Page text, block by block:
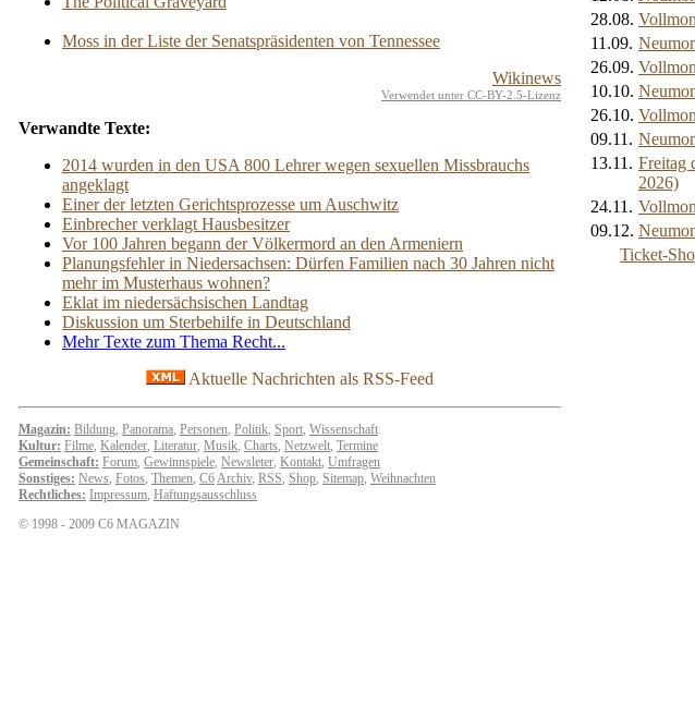
Moss in der Liste der Senatspräsidenten von Tennessee
Wikinews
Verwendet unter CC-BY-2.5-Lizenz
Verwandte Texte:
2014 wurden in den USA 800 Lehrer wegen sexuellen Missbrauchs
angeklagt
Einer der letzten Gerichtsprozesse um Auschwitz
Einbrecher verklagt Hausbesitzer
Vor 100 Jahren begann der Völkermord an den Armeniern
Planungsfehler in Niedersachsen: Dürfen Familien nach 30 Jahren nicht
mehr im Musterhaus wohnen?
Eklat im niedersächsischen Landtag
Diskussion um Sterbehilfe in Deutschland
Mehr Texte zum Thema Recht...
Aktuelle Nachrichten als RSS-Feed
Magazin: Bildung, Panorama, Personen, Politik, Sport, Wissenschaft
Kultur: Filme, Kalender, Literatur, Musik, Charts, Netzwelt, Termine
Gemeinschaft: Forum, Gewinnspiele, Newsleter, Kontakt, Umfragen
Sonstiges: News, Fotos, Themen, C6Archiv, RSS, Shop, Sitemap, Weihnachten
Rechtliches: Impressum, Haftungsausschluss
© 1998 - 2009 C6 MAGAZIN
28.08.
11.09.
26.09.
10.10.
26.10.
09.11.
13.11. Freitag
2026)
24.11.
09.12.
Ticket-